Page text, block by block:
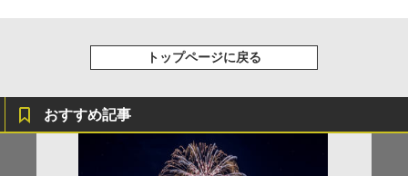
トップページに戻る
おすすめ記事